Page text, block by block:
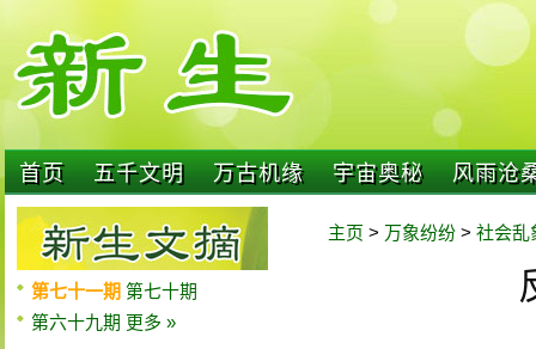
首页 五千文明 万古机缘 宇宙奥秘 风雨沧
第七十一期 第七十期
第六十九期 更多 »
主页 > 万象纷纷 > 社会乱